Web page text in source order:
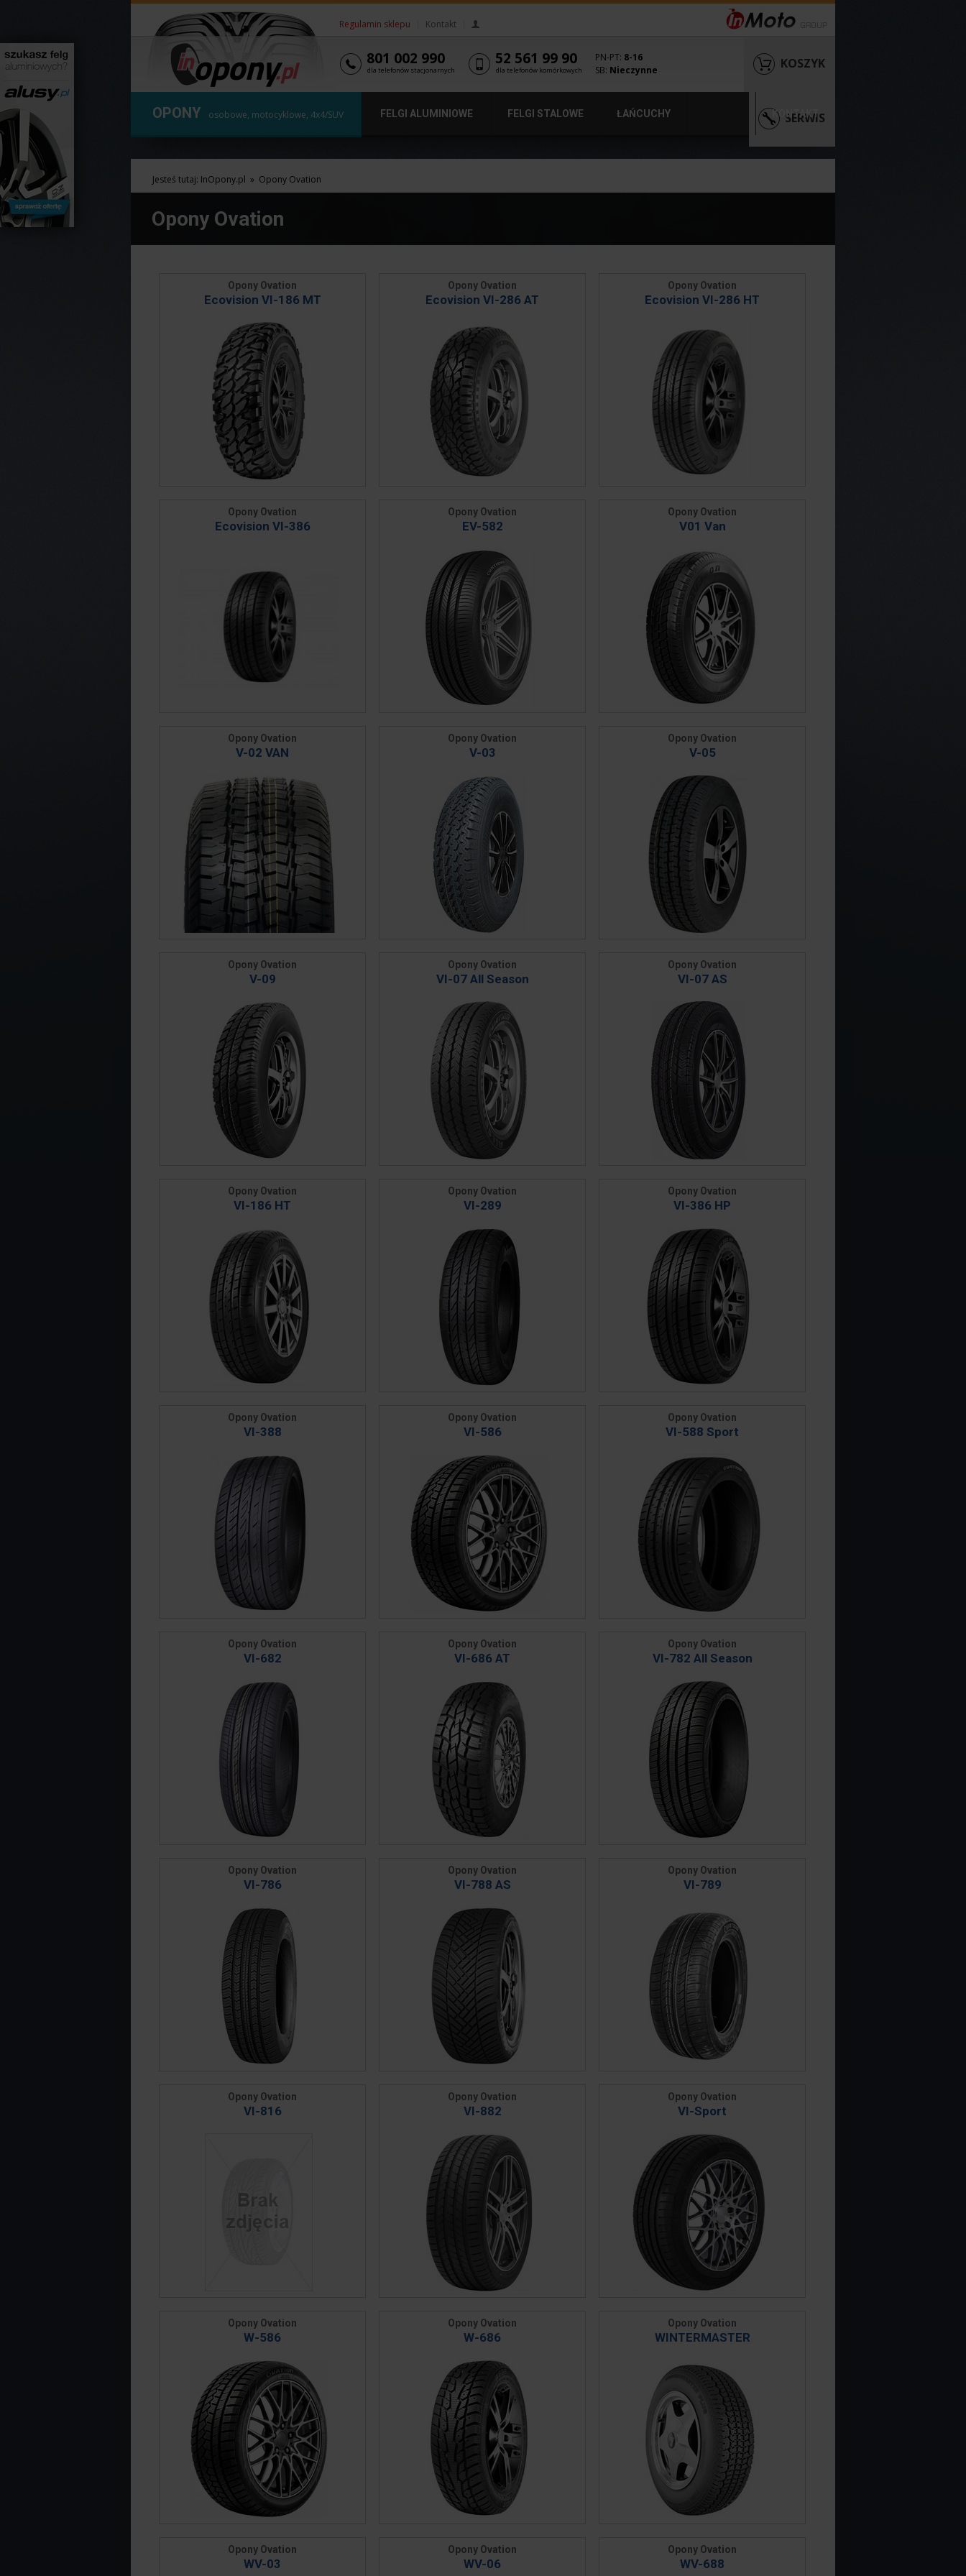
Regulamin sklepu Kontakt
801 002 990
dla telefonów stacjonarnych
52 561 99 90
dla telefonów komórkowych
PN-PT: 8-16
SB: Nieczynne KOSZYK
SERWIS
OPONY osobowe, motocyklowe, 4x4/SUV FELGI ALUMINIOWE FELGI STALOWE ŁAŃCUCHY KONTAKT
Jesteś tutaj: InOpony.pl » Opony Ovation
Opony Ovation
Opony Ovation
Ecovision VI-186 MT
Opony Ovation
Ecovision VI-286 AT
Opony Ovation
Ecovision VI-286 HT
Opony Ovation
Ecovision VI-386
Opony Ovation
EV-582
Opony Ovation
V01 Van
Opony Ovation
V-02 VAN
Opony Ovation
V-03
Opony Ovation
V-05
Opony Ovation
V-09
Opony Ovation
VI-07 All Season
Opony Ovation
VI-07 AS
Opony Ovation
VI-186 HT
Opony Ovation
VI-289
Opony Ovation
VI-386 HP
Opony Ovation
VI-388
Opony Ovation
VI-586
Opony Ovation
VI-588 Sport
Opony Ovation
VI-682
Opony Ovation
VI-686 AT
Opony Ovation
VI-782 All Season
Opony Ovation
VI-786
Opony Ovation
VI-788 AS
Opony Ovation
VI-789
Opony Ovation
VI-816
Opony Ovation
VI-882
Opony Ovation
VI-Sport
Opony Ovation
W-586
Opony Ovation
W-686
Opony Ovation
WINTERMASTER
Opony Ovation
WV-03
Opony Ovation
WV-06
Opony Ovation
WV-688